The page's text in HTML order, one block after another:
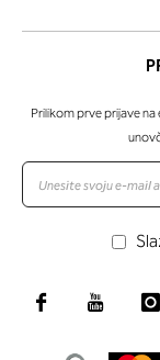
Prilikom prve prijave